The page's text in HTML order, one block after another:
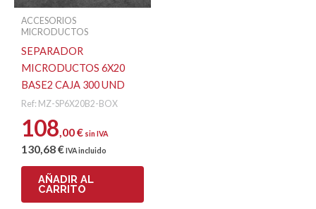
ACCESORIOS
MICRODUCTOS
SEPARADOR
MICRODUCTOS 6X20
BASE2 CAJA 300 UND
Ref: MZ-SP6X20B2-BOX
108,00€ sin IVA
130,68€IVA incluido
AÑADIR AL
CARRITO